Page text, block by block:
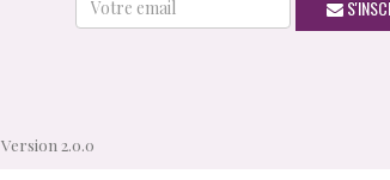
email
Version 2.0.0